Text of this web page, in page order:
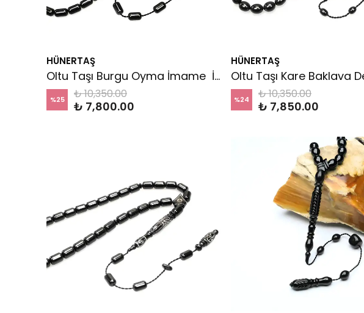
HÜNERTAŞ
Oltu Taşı Burgu Oyma İmame İşleme Sade Tespih
%25 ₺ 10,350.00
₺ 7,800.00
HÜNERTAŞ
%24 ₺ 10,350.00
₺ 7,850.00